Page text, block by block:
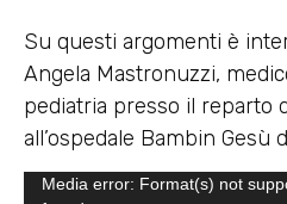
Su questi argomenti è
Angela Mastronuzzi,
pediatria presso il reparto
all’ospedale Bambin Gesù
Video
Media error: Format(s) not